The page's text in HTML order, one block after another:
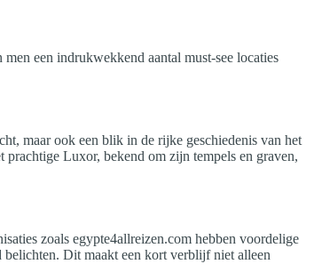
een indrukwekkend aantal must-see locaties
maar ook een blik in de rijke geschiedenis van het
prachtige Luxor, bekend om zijn tempels en graven,
zoals egypte4allreizen.com hebben voordelige
belichten. Dit maakt een kort verblijf niet alleen